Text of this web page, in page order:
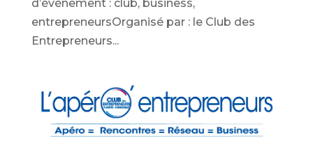
d’événement : club, business,
entrepreneursOrganisé par : le Club des
Entrepreneurs...